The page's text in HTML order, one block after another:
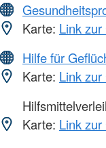
Karte: Link
Hilfe für
Karte: Link
Karte: Link